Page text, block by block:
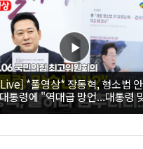
*풀영상* 장동혁, 형소법
통령에 "역대급 망언...대통령
국민의힘 최고위원회의